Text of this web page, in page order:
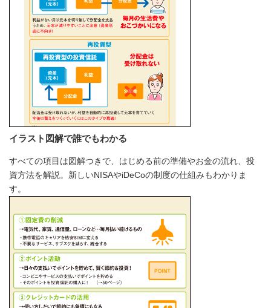
イラスト図解で誰でもわかる
すべての項目は図解つきで、はじめる前の準備やお金の流れ、投
資方法を解説。新しいNISAやiDeCoの制度の仕組みもわかりま
す。